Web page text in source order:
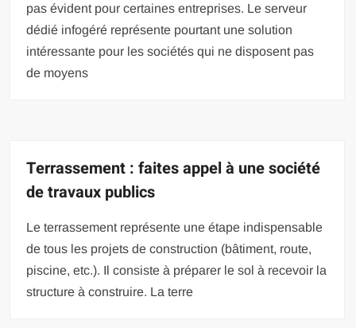
pas évident pour certaines entreprises. Le serveur
dédié infogéré représente pourtant une solution
intéressante pour les sociétés qui ne disposent pas
de moyens
Terrassement : faites appel à une société
de travaux publics
Le terrassement représente une étape indispensable
de tous les projets de construction (bâtiment, route,
piscine, etc.). Il consiste à préparer le sol à recevoir la
structure à construire. La terre